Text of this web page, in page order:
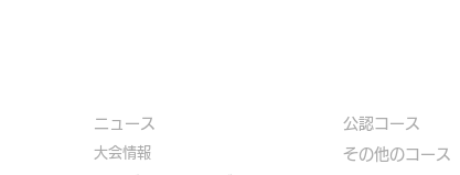
​ニュース
大会情報
公認コース
​その他のコース